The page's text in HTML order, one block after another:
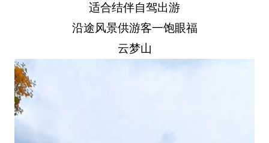
适合结伴自驾出游
沿途风景供游客一饱眼福
云梦山